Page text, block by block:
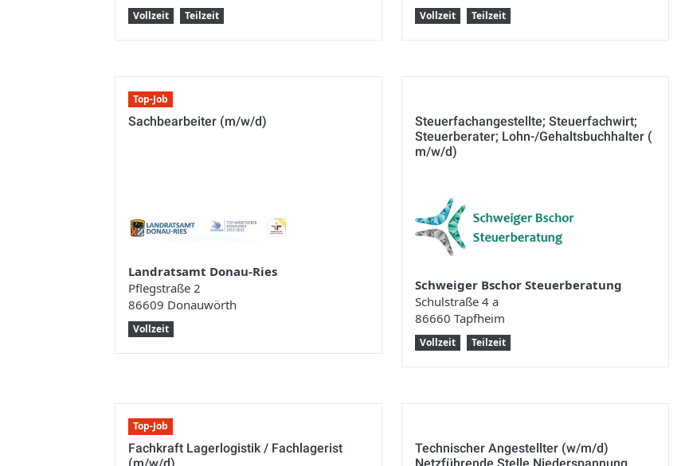
Vollzeit Teilzeit Vollzeit Teilzeit
Top-Job
Sachbearbeiter (m/w/d)
Landratsamt Donau-Ries
Pflegstraße 2
86609 Donauwörth
Vollzeit
Steuerfachangestellte; Steuerfachwirt;
Steuerberater; Lohn-/Gehaltsbuchhalter (
m/w/d)
Schweiger Bschor Steuerberatung
Schulstraße 4 a
86660 Tapfheim
Vollzeit Teilzeit
Top-Job
Fachkraft Lagerlogistik / Fachlagerist
Technischer Angestellter (w/m/d)